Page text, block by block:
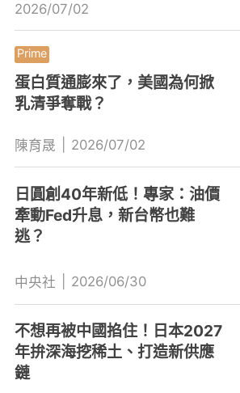
2026/07/02
蛋白質通膨來了，美國為何掀
乳清爭奪戰？
陳育晟 2026/07/02
日圓創40年新低！專家：油價
牽動Fed升息，新台幣也難
逃？
中央社 2026/06/30
不想再被中國掐住！日本2027
年拚深海挖稀土、打造新供應
鏈